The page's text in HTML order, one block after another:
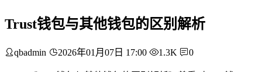
Trust钱包与其他钱包的区别解析
qbadmin 2026年01月07日 17:00 1.3K 0